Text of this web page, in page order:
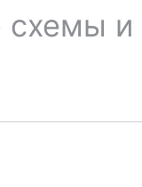
схемы